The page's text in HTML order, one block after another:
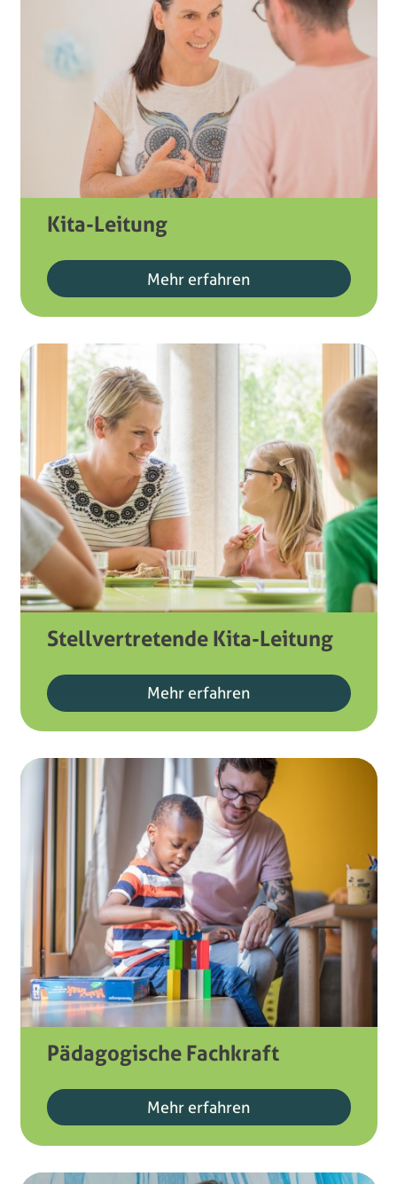
Kita-Leitung
Mehr erfahren
Stellvertretende Kita-Leitung
Mehr erfahren
Pädagogische Fachkraft
Mehr erfahren